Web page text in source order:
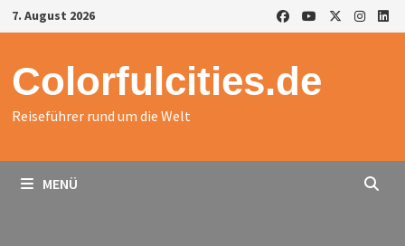
Zurück
zum
7. August 2026
Colorfulcities.de
Reiseführer rund um die Welt
MENÜ